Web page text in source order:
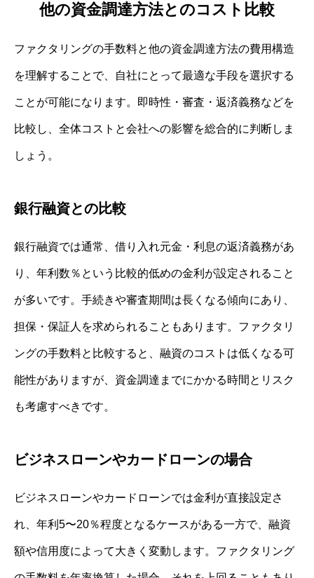
他の資金調達方法とのコスト比較
ファクタリングの手数料と他の資金調達方法の費用構造
を理解することで、自社にとって最適な手段を選択する
ことが可能になります。即時性・審査・返済義務などを
比較し、全体コストと会社への影響を総合的に判断しま
しょう。
銀行融資との比較
銀行融資では通常、借り入れ元金・利息の返済義務があ
り、年利数％という比較的低めの金利が設定されること
が多いです。手続きや審査期間は長くなる傾向にあり、
担保・保証人を求められることもあります。ファクタリ
ングの手数料と比較すると、融資のコストは低くなる可
能性がありますが、資金調達までにかかる時間とリスク
も考慮すべきです。
ビジネスローンやカードローンの場合
ビジネスローンやカードローンでは金利が直接設定さ
れ、年利5〜20％程度となるケースがある一方で、融資
額や信用度によって大きく変動します。ファクタリング